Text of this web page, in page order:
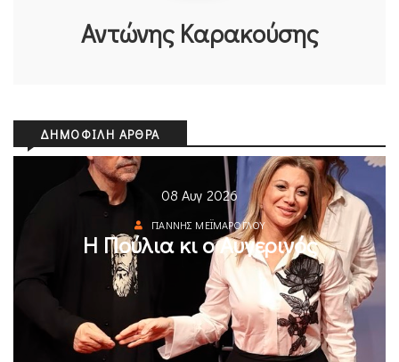
Αντώνης Καρακούσης
ΔΗΜΟΦΙΛΉ ΆΡΘΡΑ
08 Αυγ 2026
ΓΙΆΝΝΗΣ ΜΕΪΜΆΡΟΓΛΟΥ
Η Πούλια κι ο Αυγερινός